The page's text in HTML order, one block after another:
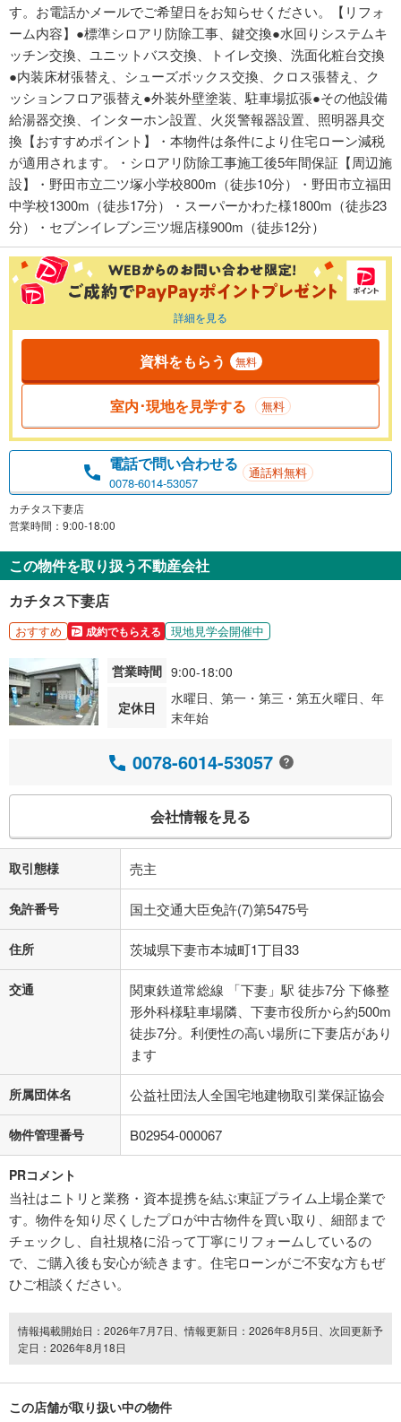
す。お電話かメールでご希望日をお知らせください。【リフォ
ーム内容】●標準シロアリ防除工事、鍵交換●水回りシステムキ
ッチン交換、ユニットバス交換、トイレ交換、洗面化粧台交換
●内装床材張替え、シューズボックス交換、クロス張替え、ク
ッションフロア張替え●外装外壁塗装、駐車場拡張●その他設備
給湯器交換、インターホン設置、火災警報器設置、照明器具交
換【おすすめポイント】・本物件は条件により住宅ローン減税
が適用されます。・シロアリ防除工事施工後5年間保証【周辺施
設】・野田市立二ツ塚小学校800m（徒歩10分）・野田市立福田
中学校1300m（徒歩17分）・スーパーかわた様1800m（徒歩23
分）・セブンイレブン三ツ堀店様900m（徒歩12分）
詳細を見る
資料をもらう 無料
室内･現地を見学する 無料
電話で問い合わせる
0078-6014-53057
通話料無料
カチタス下妻店
営業時間：9:00-18:00
この物件を取り扱う不動産会社
カチタス下妻店
おすすめ 成約でもらえる 現地見学会開催中
営業時間 9:00-18:00
定休日
水曜日、第一・第三・第五火曜日、年
末年始
0078-6014-53057
会社情報を見る
取引態様 売主
免許番号 国土交通大臣免許(7)第5475号
住所 茨城県下妻市本城町1丁目33
交通
関東鉄道常総線 「下妻」駅 徒歩7分 下條整
形外科様駐車場隣、下妻市役所から約500m
徒歩7分。利便性の高い場所に下妻店があり
ます
所属団体名 公益社団法人全国宅地建物取引業保証協会
物件管理番号 B02954-000067
PRコメント
当社はニトリと業務・資本提携を結ぶ東証プライム上場企業で
す。物件を知り尽くしたプロが中古物件を買い取り、細部まで
チェックし、自社規格に沿って丁寧にリフォームしているの
で、ご購入後も安心が続きます。住宅ローンがご不安な方もぜ
ひご相談ください。
情報掲載開始日：2026年7月7日、情報更新日：2026年8月5日、次回更新予
定日：2026年8月18日
この店舗が取り扱い中の物件